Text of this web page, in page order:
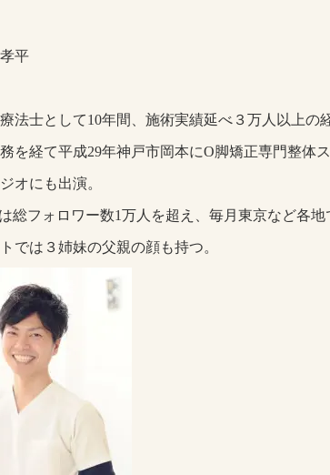
平
法士として10年間、施術実績延べ３万人以上の
を経て平成29年神戸市岡本にO脚矯正専門整体
オにも出演。
総フォロワー数1万人を超え、毎月東京など各地
では３姉妹の父親の顔も持つ。